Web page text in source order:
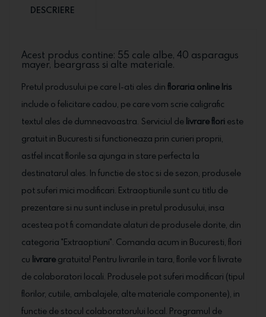
DESCRIERE
Acest produs contine: 55 cale albe, 40 asparagus
mayer, beargrass si alte materiale.
Pretul produsului pe care l-ati ales din floraria online Iris
include o felicitare cadou, pe care vom scrie caligrafic
textul ales de dumneavoastra. Serviciul de livrare flori este
gratuit in Bucuresti si functioneaza prin curieri proprii,
astfel incat florile sa ajunga in stare perfecta la
destinatarul ales. In functie de stoc si de sezon, produsele
pot suferi mici modificari. Extraoptiunile sunt cu titlu de
prezentare si nu sunt incluse in pretul produsului, insa
acestea pot fi comandate alaturi de produsele dorite, din
categoria "Extraoptiuni". Comanda acum in Bucuresti, flori
cu livrare gratuita! Pentru livrarile in tara, florile vor fi livrate
de colaboratori locali. Produsele pot suferi modificari (tipul
florilor, cutiile, ambalajele, alte materiale componente), in
functie de stocul colaboratorului local. Programul de